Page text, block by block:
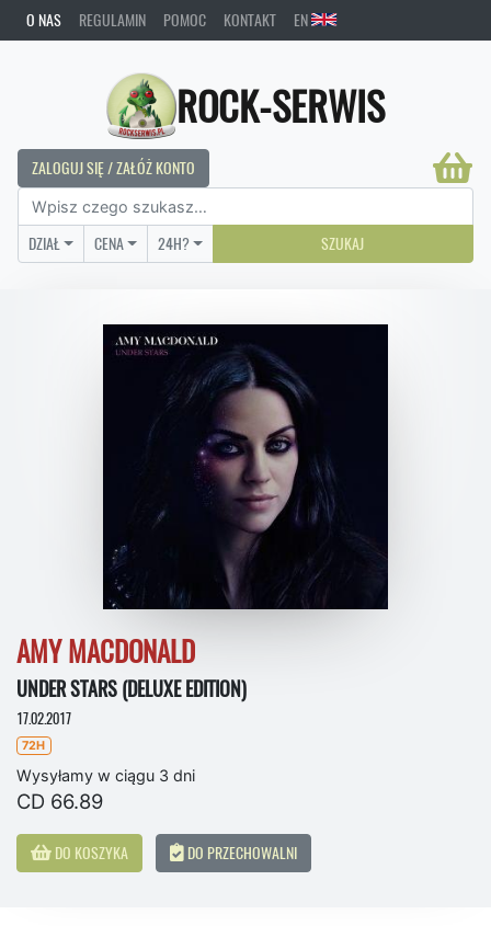
O NAS REGULAMIN POMOC KONTAKT EN
ROCK-SERWIS
ZALOGUJ SIĘ / ZAŁÓŻ KONTO
DZIAŁ CENA 24H? SZUKAJ
AMY MACDONALD
UNDER STARS (DELUXE EDITION)
17.02.2017
72H
Wysyłamy w ciągu 3 dni
CD 66.89
DO KOSZYKA DO PRZECHOWALNI